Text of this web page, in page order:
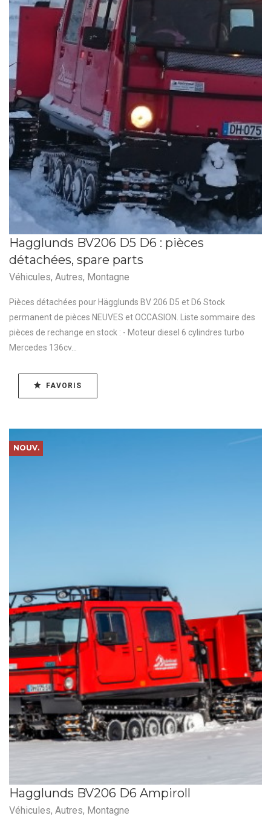
Hagglunds BV206 D5 D6 : pièces
détachées, spare parts
Véhicules, Autres, Montagne
Pièces détachées pour Hägglunds BV 206 D5 et D6 Stock
permanent de pièces NEUVES et OCCASION. Liste sommaire des
pièces de rechange en stock : - Moteur diesel 6 cylindres turbo
Mercedes 136cv...
FAVORIS
NOUV.
Hagglunds BV206 D6 Ampiroll
Véhicules, Autres, Montagne